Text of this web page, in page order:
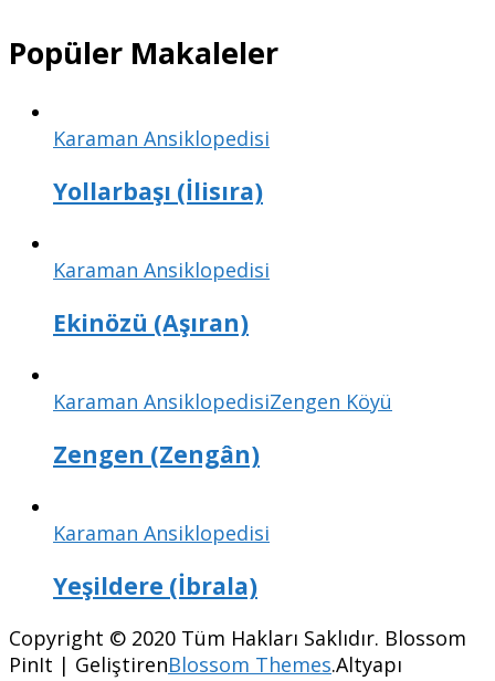
Popüler Makaleler
Karaman Ansiklopedisi
Yollarbaşı (İlisıra)
Karaman Ansiklopedisi
Ekinözü (Aşıran)
Karaman AnsiklopedisiZengen Köyü
Zengen (Zengân)
Karaman Ansiklopedisi
Yeşildere (İbrala)
Copyright © 2020 Tüm Hakları Saklıdır. Blossom
PinIt | GeliştirenBlossom Themes.Altyapı